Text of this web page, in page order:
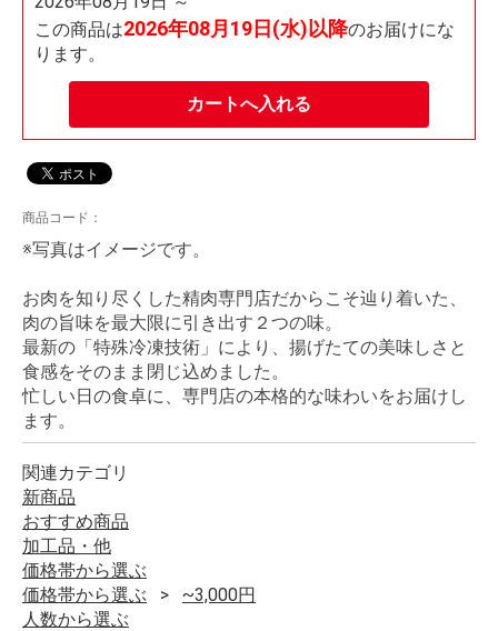
カートへ入れる
この商品は2026年08月19日(水)以降のお届けにな
ります。
商品コード：
※写真はイメージです。
お肉を知り尽くした精肉専門店だからこそ辿り着いた、
肉の旨味を最大限に引き出す２つの味。
最新の「特殊冷凍技術」により、揚げたての美味しさと
食感をそのまま閉じ込めました。
忙しい日の食卓に、専門店の本格的な味わいをお届けし
ます。
関連カテゴリ
新商品
おすすめ商品
加工品・他
価格帯から選ぶ
価格帯から選ぶ
~3,000円
人数から選ぶ